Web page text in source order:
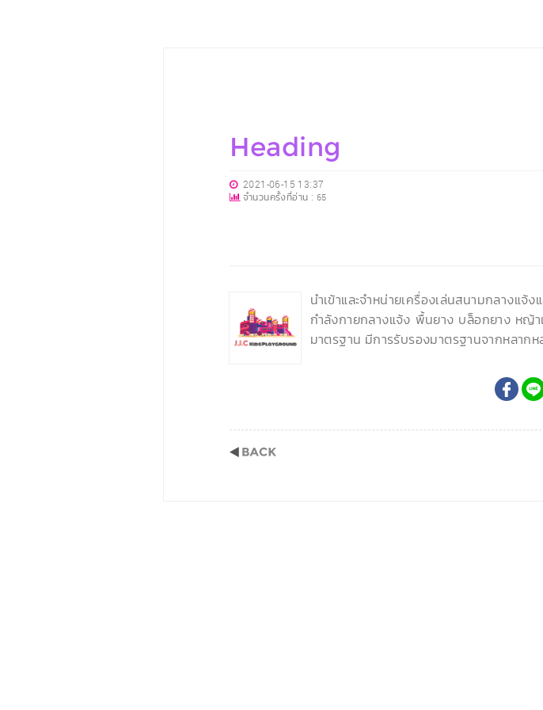
Heading
2021-06-15 13:37
จำนวนครั้งที่อ่าน : 65
นำเข้าและจำหน่ายเครื่องเล่นสนามกลางแ
กำลังกายกลางแจ้ง พื้นยาง บล็อกยาง หญ้
มาตรฐาน มีการรับรองมาตรฐานจากหลากห